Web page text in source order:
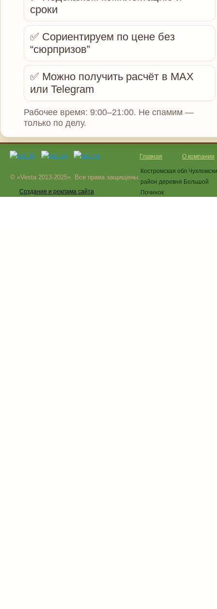
сроки
✅ Сориентируем по цене без
“сюрпризов”
✅ Можно получить расчёт в MAX
или Telegram
Рабочее время: 9:00–21:00. Не спамим —
только по делу.
© «Vesta 2013-2025». Все права защищены.
Создание и реклама сайта
Костромская
район деревня Большой
Починок
Главная О компании